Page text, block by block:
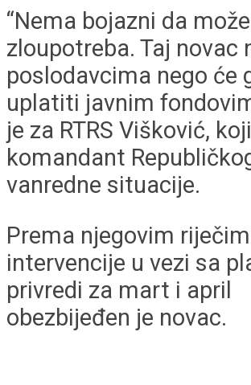
“Nema bojazni da
zloupotreba. Taj novac
poslodavcima nego će
uplatiti javnim
je za RTRS Višković,
komandant
vanredne situacije.
Prema njegovim
intervencije u vezi sa
privredi za mart i april
obezbijeđen je novac.